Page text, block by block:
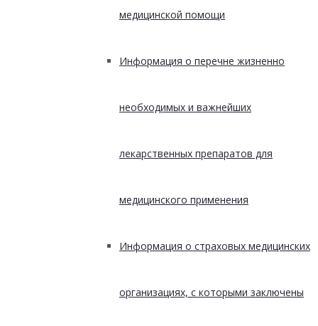
медицинской помощи
Информация о перечне жизненно
необходимых и важнейших
лекарственных препаратов для
медицинского применения
Информация о страховых медицинских
организациях, с которыми заключены